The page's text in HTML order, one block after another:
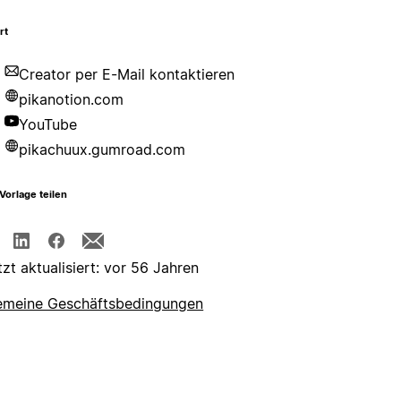
Creator per E-Mail kontaktieren
pikanotion.com
YouTube
pikachuux.gumroad.com
teilen
aktualisiert: vor 56 Jahren
Geschäftsbedingungen